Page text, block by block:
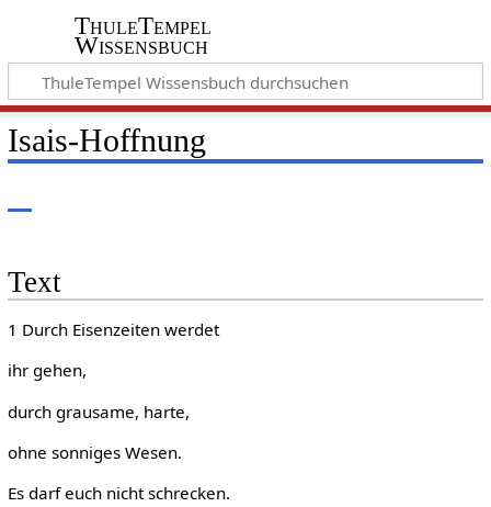
ThuleTempel
Wissensbuch
Isais-Hoffnung
Text
1 Durch Eisenzeiten werdet
ihr gehen,
durch grausame, harte,
ohne sonniges Wesen.
Es darf euch nicht schrecken.